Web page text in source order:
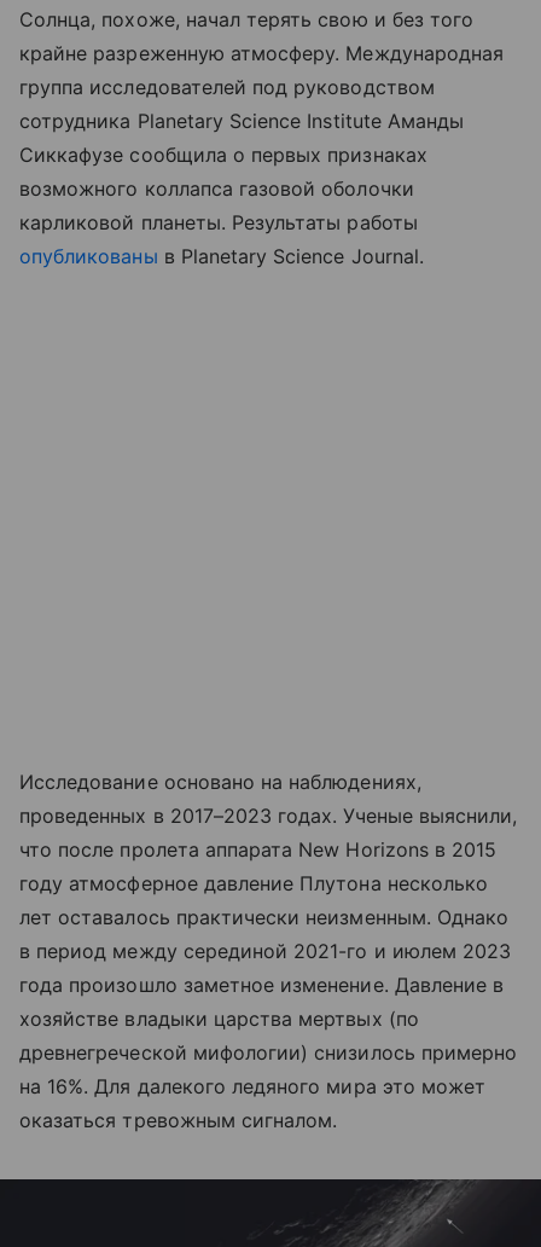
Солнца, похоже, начал терять свою и без того
крайне разреженную атмосферу. Международная
группа исследователей под руководством
сотрудника Planetary Science Institute Аманды
Сиккафузе сообщила о первых признаках
возможного коллапса газовой оболочки
карликовой планеты. Результаты работы
опубликованы в Planetary Science Journal.
Исследование основано на наблюдениях,
проведенных в 2017–2023 годах. Ученые выяснили,
что после пролета аппарата New Horizons в 2015
году атмосферное давление Плутона несколько
лет оставалось практически неизменным. Однако
в период между серединой 2021-го и июлем 2023
года произошло заметное изменение. Давление в
хозяйстве владыки царства мертвых (по
древнегреческой мифологии) снизилось примерно
на 16%. Для далекого ледяного мира это может
оказаться тревожным сигналом.